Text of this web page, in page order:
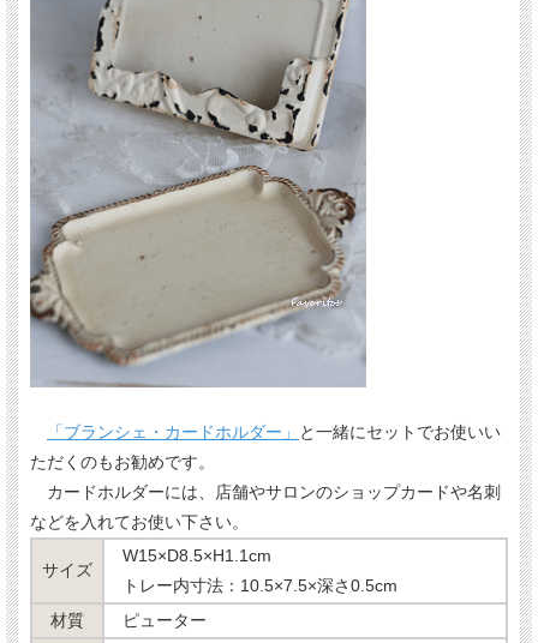
「ブランシェ・カードホルダー」
と一緒にセットでお使いい
ただくのもお勧めです。
カードホルダーには、店舗やサロンのショップカードや名刺
などを入れてお使い下さい。
サイズ
W15×D8.5×H1.1cm
トレー内寸法：10.5×7.5×深さ0.5cm
材質
ピューター